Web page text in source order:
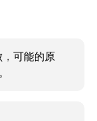
可能的原